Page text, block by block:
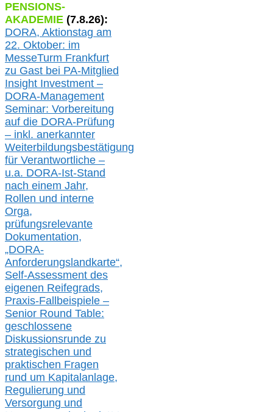
PENSIONS-
AKADEMIE (7.8.26):
DORA, Aktionstag am
22. Oktober: im
MesseTurm Frankfurt
zu Gast bei PA-Mitglied
Insight Investment –
DORA-Management
Seminar: Vorbereitung
auf die DORA-Prüfung
– inkl. anerkannter
Weiterbildungsbestätigung
für Verantwortliche –
u.a. DORA-Ist-Stand
nach einem Jahr,
Rollen und interne
Orga,
prüfungsrelevante
Dokumentation,
„DORA-
Anforderungslandkarte“,
Self-Assessment des
eigenen Reifegrads,
Praxis-Fallbeispiele –
Senior Round Table:
geschlossene
Diskussionsrunde zu
strategischen und
praktischen Fragen
rund um Kapitalanlage,
Regulierung und
Versorgung und